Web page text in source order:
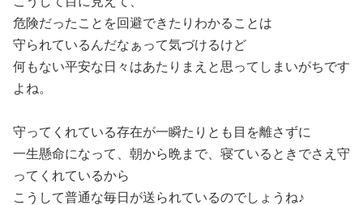
危険だったことを回避できたりわかることは
守られているんだなぁって気づけるけど
何もない平安な日々はあたりまえと思ってしまいがちです
よね。
守ってくれている存在が一瞬たりとも目を離さずに
一生懸命になって、朝から晩まで、寝ているときでさえ守
ってくれているから
こうして普通な毎日が送られているのでしょうね♪